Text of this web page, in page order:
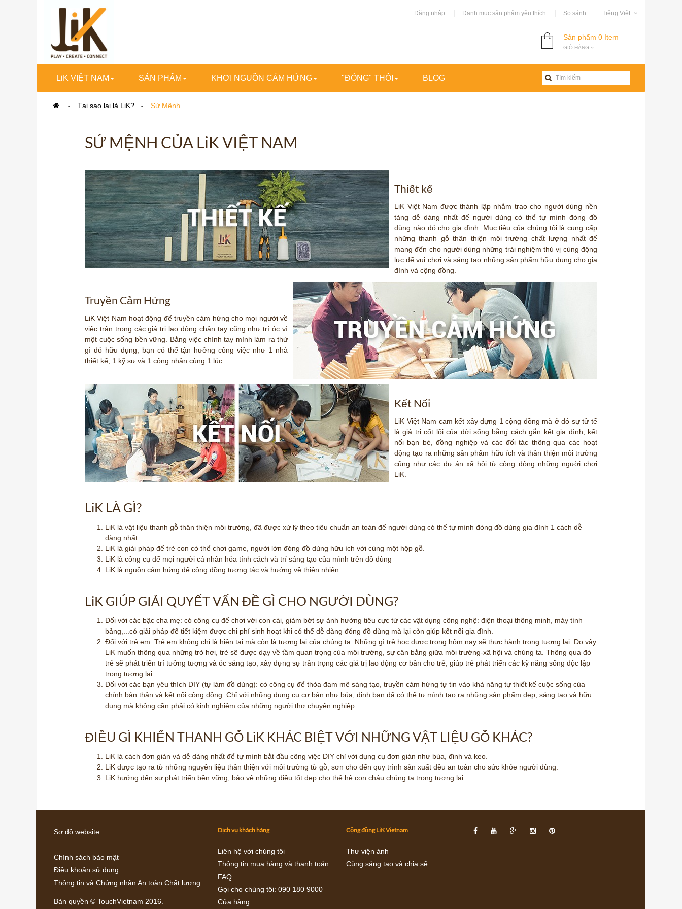
Tiếng Việt
Đăng nhập Danh mục sản phẩm yêu thích So sánh
Sản phẩm 0 Item
GIỎ HÀNG
LiK VIỆT NAM SẢN PHẨM KHƠI NGUỒN CẢM HỨNG "ĐÓNG" THÔI BLOG
> Tại sao lại là LiK? > Sứ Mệnh
SỨ MỆNH CỦA LiK VIỆT NAM
Thiết kế
LiK Việt Nam được thành lập nhằm trao cho người dùng nền
tảng dễ dàng nhất để người dùng có thể tự mình đóng đồ
dùng nào đó cho gia đình. Mục tiêu của chúng tôi là cung cấp
những thanh gỗ thân thiện môi trường chất lượng nhất để
mang đến cho người dùng những trải nghiệm thú vị cùng động
lực để vui chơi và sáng tạo những sản phẩm hữu dụng cho gia
đình và cộng đồng.
Truyền Cảm Hứng
LiK Việt Nam hoạt động để truyền cảm hứng cho mọi người về
việc trân trọng các giá trị lao động chân tay cũng như trí óc vì
một cuộc sống bền vững. Bằng việc chính tay mình làm ra thứ
gì đó hữu dụng, bạn có thể tận hưởng công việc như 1 nhà
thiết kế, 1 kỹ sư và 1 công nhân cùng 1 lúc.
Kết Nối
LiK Việt Nam cam kết xây dựng 1 cộng đồng mà ở đó sự tử tế
là giá trị cốt lõi của đời sống bằng cách gắn kết gia đình, kết
nối bạn bè, đồng nghiệp và các đối tác thông qua các hoạt
động tạo ra những sản phẩm hữu ích và thân thiện môi trường
cũng như các dự án xã hội từ cộng động những người chơi
LiK.
LiK LÀ GÌ?
LiK là vật liệu thanh gỗ thân thiện môi trường, đã được xử lý theo tiêu chuẩn an toàn để người dùng có thể tự mình đóng đồ dùng gia đình 1 cách dễ
dàng nhất.
LiK là giải pháp để trẻ con có thể chơi game, người lớn đóng đồ dùng hữu ích với cùng một hộp gỗ.
LiK là công cụ để mọi người cá nhân hóa tính cách và trí sáng tạo của mình trên đồ dùng
LiK là nguồn cảm hứng để cộng đồng tương tác và hướng về thiên nhiên.
LiK GIÚP GIẢI QUYẾT VẤN ĐỀ GÌ CHO NGƯỜI DÙNG?
Đối với các bậc cha mẹ: có công cụ để chơi với con cái, giảm bớt sự ảnh hưởng tiêu cực từ các vật dụng công nghệ: điện thoại thông minh, máy tính
bảng,...có giải pháp để tiết kiệm được chi phí sinh hoạt khi có thể dễ dàng đóng đồ dùng mà lại còn giúp kết nối gia đình.
Đối với trẻ em: Trẻ em không chỉ là hiện tại mà còn là tương lai của chúng ta. Những gì trẻ học được trong hôm nay sẽ thực hành trong tương lai. Do vậy
LiK muốn thông qua những trò hơi, trẻ sẽ được dạy về tầm quan trọng của môi trường, sự cân bằng giữa môi trường-xã hội và chúng ta. Thông qua đó
trẻ sẽ phát triển trí tưởng tượng và óc sáng tạo, xây dựng sự trân trọng các giá trị lao động cơ bản cho trẻ, giúp trẻ phát triển các kỹ năng sống độc lập
trong tương lai.
Đối với các bạn yêu thích DIY (tự làm đồ dùng): có công cụ để thỏa đam mê sáng tạo, truyền cảm hứng tự tin vào khả năng tự thiết kế cuộc sống của
chính bản thân và kết nối cộng đồng. Chỉ với những dụng cụ cơ bản như búa, đinh bạn đã có thể tự mình tạo ra những sản phẩm đẹp, sáng tạo và hữu
dụng mà không cần phải có kinh nghiệm của những người thợ chuyên nghiệp.
ĐIỀU GÌ KHIẾN THANH GỖ LiK KHÁC BIỆT VỚI NHỮNG VẬT LIỆU GỖ KHÁC?
LiK là cách đơn giản và dễ dàng nhất để tự mình bắt đầu công việc DIY chỉ với dụng cụ đơn giản như búa, đinh và keo.
LiK được tạo ra từ những nguyên liệu thân thiện với môi trường từ gỗ, sơn cho đến quy trình sản xuất đều an toàn cho sức khỏe người dùng.
LiK hướng đến sự phát triển bền vững, bảo vệ những điều tốt đẹp cho thế hệ con cháu chúng ta trong tương lai.
Sơ đồ website
Chính sách bảo mật
Điều khoản sử dụng
Thông tin và Chứng nhận An toàn Chất lượng
Bản quyền © TouchVietnam 2016.
Dịch vụ khách hàng
Liên hệ với chúng tôi
Thông tin mua hàng và thanh toán
FAQ
Gọi cho chúng tôi: 090 180 9000
Cửa hàng
Cộng đồng LiK Vietnam
Thư viện ảnh
Cùng sáng tạo và chia sẽ